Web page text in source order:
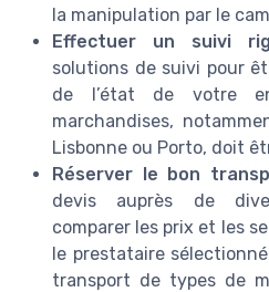
la manipulation par le
Effectuer un suivi
solutions de suivi pour
de l’état de votre
marchandises,
Lisbonne ou Porto, doit
Réserver le bon
devis auprès de
comparer les prix et les
le prestataire
transport de types de